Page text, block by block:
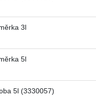
3l
5l
5l (3330057)